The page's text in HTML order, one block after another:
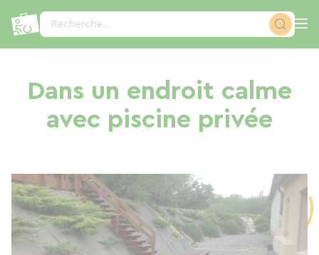
Recherche...
Dans un endroit calme
avec piscine privée
Panneau de gestion des cookies